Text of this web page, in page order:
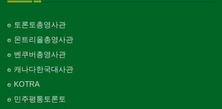
토론토총영사관
몬트리올총영사관
벤쿠버총영사관
캐나다한국대사관
KOTRA
민주평통토론토